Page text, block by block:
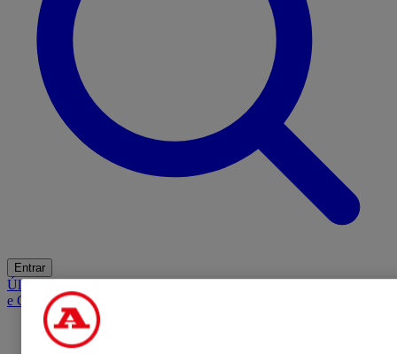
Entrar
ÚltimasMercadoOpiniãoiGaming HubA BOLA SUGEREBarba
e Cabelo